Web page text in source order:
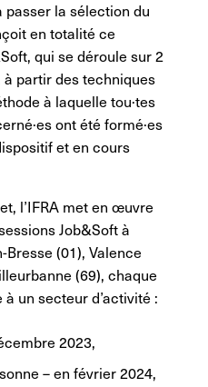
passer la sélection du
en totalité ce
qui se déroule sur 2
partir des techniques
à laquelle tou·tes
ont été formé·es
et en cours
l’IFRA met en œuvre
Job&Soft à
(01), Valence
(69), chaque
un secteur d’activité :
2023,
– en février 2024,